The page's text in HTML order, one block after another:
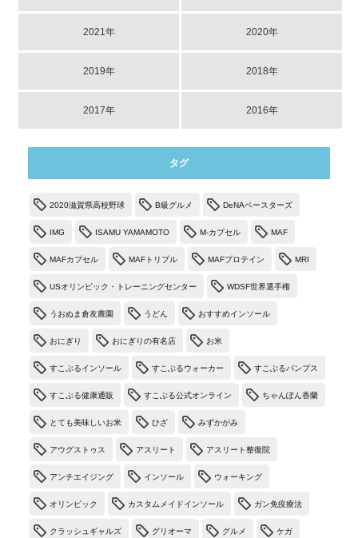
2021年 2020年
2019年 2018年
2017年 2016年
タグ
2020滋賀県高校野球 B級グルメ DeNAベースターズ
IMG ISAMU YAMAMOTO M-カプセル MAF
MAFカプセル MAFトリプル MAFプロテイン MRI
USオリンピック・トレーニングセンター WDSF世界選手権
うおぬま倉友農園 うどん おすすめインソール
おにぎり おにぎりの有名店 お米
すこぶるインソール すこぶるウォーカー すこぶるパンプス
すこぶる健康通販 すこぶる公式オンライン ちゃんぽん香蘭
とても美味しいお米 ひざ みずかがみ
アウグストゥス アスリート アスリート整復院
アンチエイジング インソール ウォーキング
オリンピック カスタムメイドインソール ガン免疫療法
クラッシュギャルズ グリオーマ グルメ ケガ